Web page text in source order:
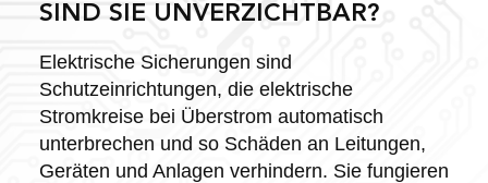
SIND SIE UNVERZICHTBAR?
Elektrische Sicherungen sind
Schutzeinrichtungen, die elektrische
Stromkreise bei Überstrom automatisch
unterbrechen und so Schäden an Leitungen,
Geräten und Anlagen verhindern. Sie fungieren